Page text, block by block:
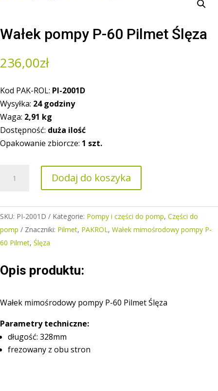
Wałek pompy P-60 Pilmet Ślęza
236,00zł
Kod PAK-ROL: PI-2001D
Wysyłka: 24 godziny
Waga: 2,91 kg
Dostępność: duża ilość
Opakowanie zbiorcze: 1 szt.
Wałek
P-
Pilmet
Dodaj do koszyka
SKU: PI-2001D Kategorie: Pompy i części do pomp, Części do
pomp
Znaczniki: Pilmet, PAKROL, Wałek mimośrodowy pompy P-
60 Pilmet, Ślęza
Opis produktu:
Wałek mimośrodowy pompy P-60 Pilmet Ślęza
Parametry techniczne:
długość: 328mm
frezowany z obu stron